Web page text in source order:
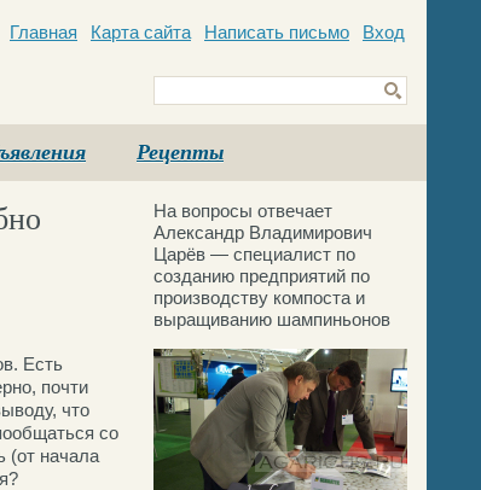
Главная Карта сайта Написать письмо Вход
Рецепты
Есть
почти
что
со
(от начала
На вопросы отвечает
Александр Владимирович
Царёв — специалист по
созданию предприятий по
производству компоста и
выращиванию шампиньонов